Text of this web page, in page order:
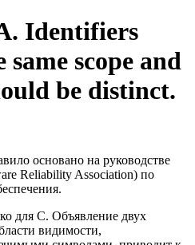
Identifiers
scope and
be distinct.
основано на руководстве
Reliability Association) по
для С. Объявление двух
видимости,